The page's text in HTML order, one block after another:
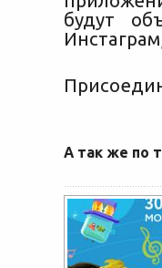
будут
А так же по